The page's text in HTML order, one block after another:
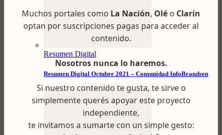
Resumen Digital
Resumen Digital Octubre 2021 – Comunidad InfoBrandsen
Muchos portales como La Nación, Olé o Clarín
optan por suscripciones pagas para acceder al
contenido.
Nosotros nunca lo haremos.
Si nuestro contenido te gusta, te sirve o
simplemente querés apoyar este proyecto
independiente,
te invitamos a sumarte con un simple gesto: